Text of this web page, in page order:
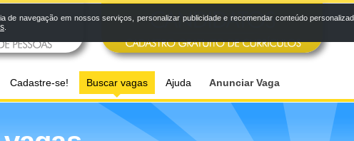
Cadastre-se! Buscar vagas Ajuda Anunciar Vaga
navegação em nossos serviços, personalizar publicidade e recomendar conteúdo